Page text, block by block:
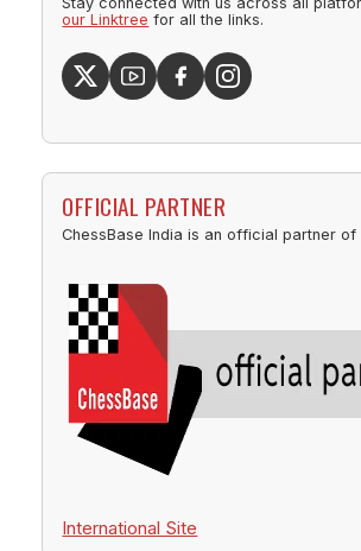
our Linktree for all the links.
OFFICIAL PARTNER
ChessBase India is an official partner of
International Site